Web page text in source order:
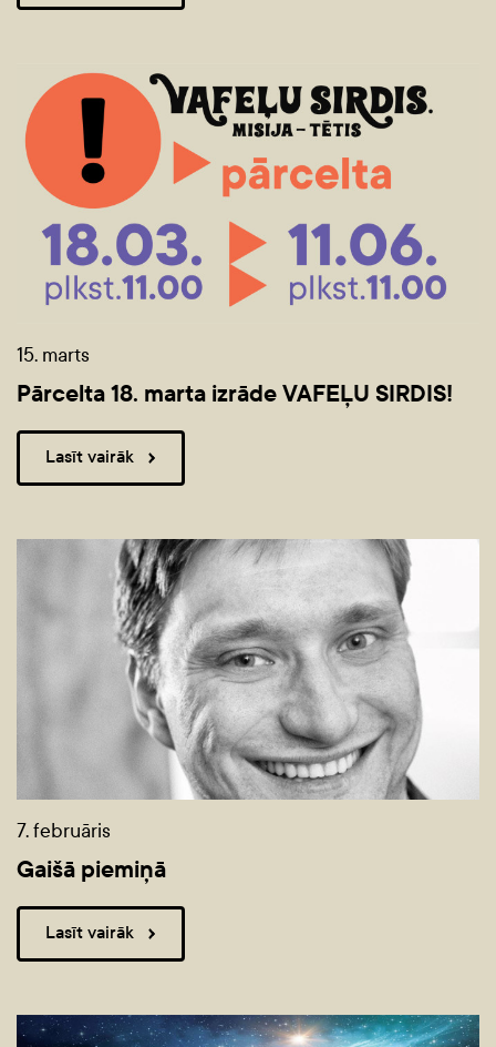
15. marts
Pārcelta 18. marta izrāde VAFEĻU SIRDIS!
Lasīt vairāk
7. februāris
Gaišā piemiņā
Lasīt vairāk